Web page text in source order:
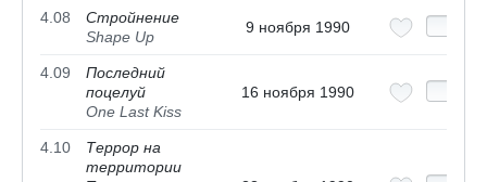
4.08
Стройнение
Shape Up
9 ноября 1990
4.09
Последний
поцелуй
One Last Kiss
16 ноября 1990
4.10
Террор на
территории